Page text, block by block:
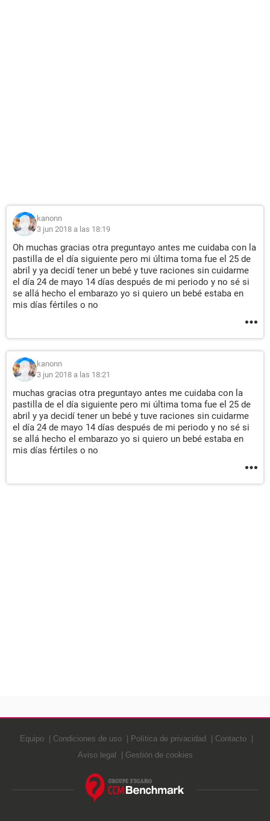
kanonn
3 jun 2018 a las 18:19
Oh muchas gracias otra preguntayo antes me cuidaba con la
pastilla de el día siguiente pero mi última toma fue el 25 de
abril y ya decidí tener un bebé y tuve raciones sin cuidarme
el día 24 de mayo 14 días después de mi periodo y no sé si
se allá hecho el embarazo yo si quiero un bebé estaba en
mis días fértiles o no
kanonn
3 jun 2018 a las 18:21
muchas gracias otra preguntayo antes me cuidaba con la
pastilla de el día siguiente pero mi última toma fue el 25 de
abril y ya decidí tener un bebé y tuve raciones sin cuidarme
el día 24 de mayo 14 días después de mi periodo y no sé si
se allá hecho el embarazo yo si quiero un bebé estaba en
mis días fértiles o no
Equipo Condiciones de uso Política de privacidad
Contacto
Aviso legal
Gestión de cookies